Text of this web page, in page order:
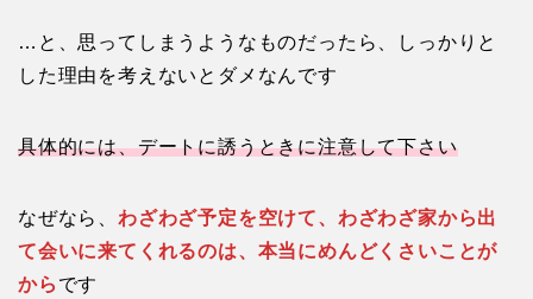
…と、思ってしまうようなものだったら、しっかりと
した理由を考えないとダメなんです
具体的には、デートに誘うときに注意して下さい
なぜなら、 わざわざ予定を空けて、わざわざ家から出
て会いに来てくれるのは、本当にめんどくさいことが
から です